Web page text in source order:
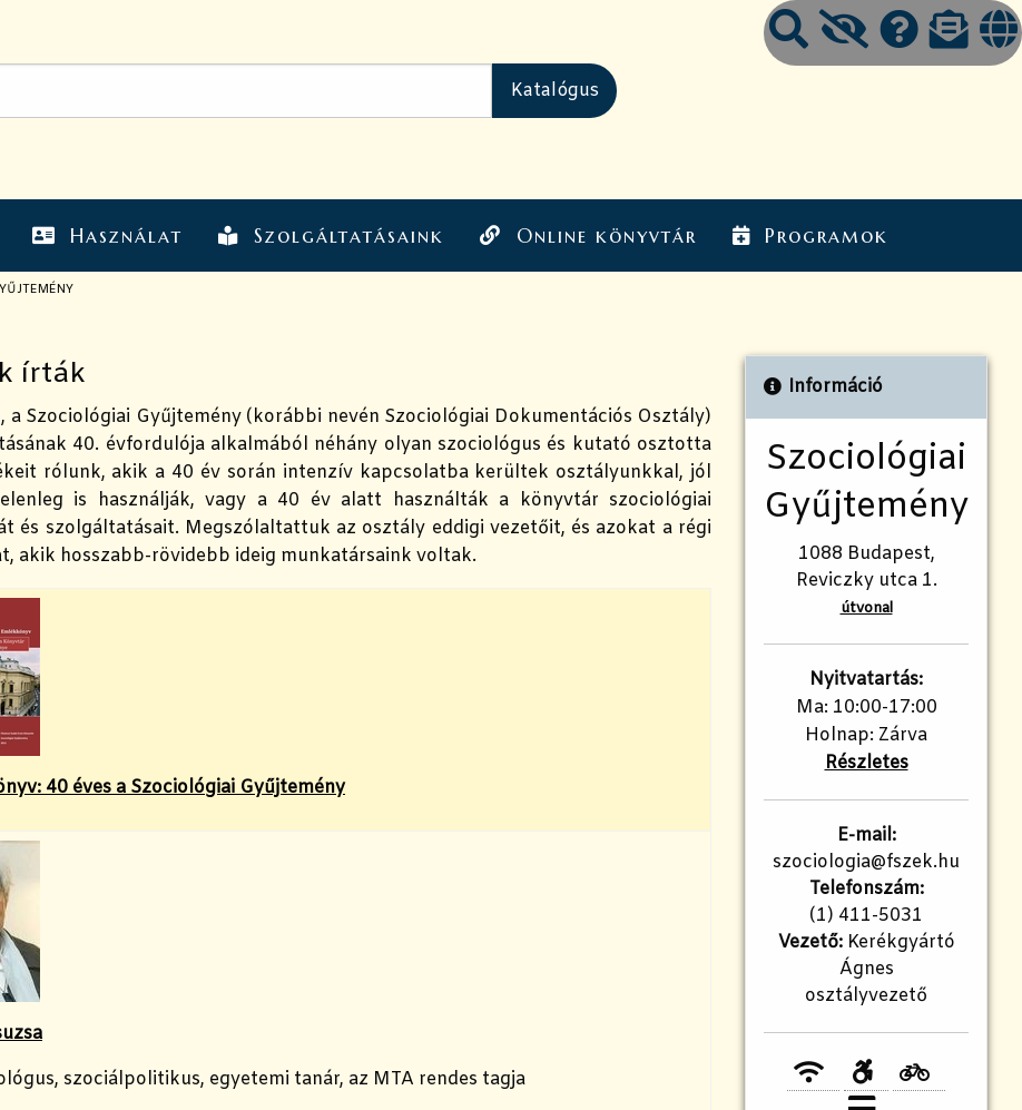
Használat Szolgáltatásaink Online könyvtár Programok
írták
a Szociológiai Gyűjtemény (korábbi nevén Szociológiai Dokumentációs Osztály)
40. évfordulója alkalmából néhány olyan szociológus és kutató osztotta
rólunk, akik a 40 év során intenzív kapcsolatba kerültek osztályunkkal, jól
is használják, vagy a 40 év alatt használták a könyvtár szociológiai
és szolgáltatásait. Megszólaltattuk az osztály eddigi vezetőit, és azokat a régi
akik hosszabb-rövidebb ideig munkatársaink voltak.
40 éves a Szociológiai Gyűjtemény
szociálpolitikus, egyetemi tanár, az MTA rendes tagja
Információ
Szociológiai
Gyűjtemény
1088 Budapest,
Reviczky utca 1.
útvonal
Nyitvatartás:
Ma: 10:00-17:00
Holnap: Zárva
Részletes
E-mail:
szociologia@fszek.hu
Telefonszám:
(1) 411-5031
Vezető:Kerékgyártó
Ágnes
osztályvezető